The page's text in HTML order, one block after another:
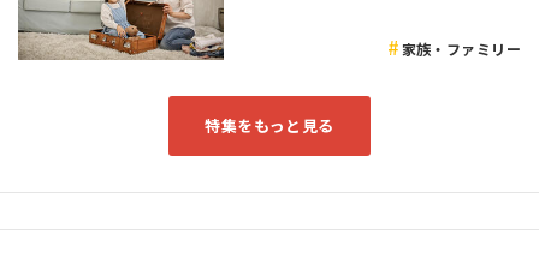
家族・ファミリー
特集をもっと見る